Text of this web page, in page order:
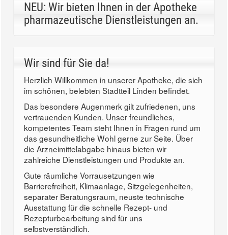
NEU: Wir bieten Ihnen in der Apotheke
pharmazeutische Dienstleistungen an.
Wir sind für Sie da!
Herzlich Willkommen in unserer Apotheke, die sich
im schönen, belebten Stadtteil Linden befindet.
Das besondere Augenmerk gilt zufriedenen, uns
vertrauenden Kunden. Unser freundliches,
kompetentes Team steht Ihnen in Fragen rund um
das gesundheitliche Wohl gerne zur Seite. Über
die Arzneimittelabgabe hinaus bieten wir
zahlreiche Dienstleistungen und Produkte an.
Gute räumliche Vorrausetzungen wie
Barrierefreiheit, Klimaanlage, Sitzgelegenheiten,
separater Beratungsraum, neuste technische
Ausstattung für die schnelle Rezept- und
Rezepturbearbeitung sind für uns
selbstverständlich.